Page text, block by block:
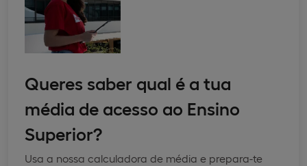
Queres saber qual é a tua
média de acesso ao Ensino
Superior?
Usa a nossa calculadora de média e prepara-te